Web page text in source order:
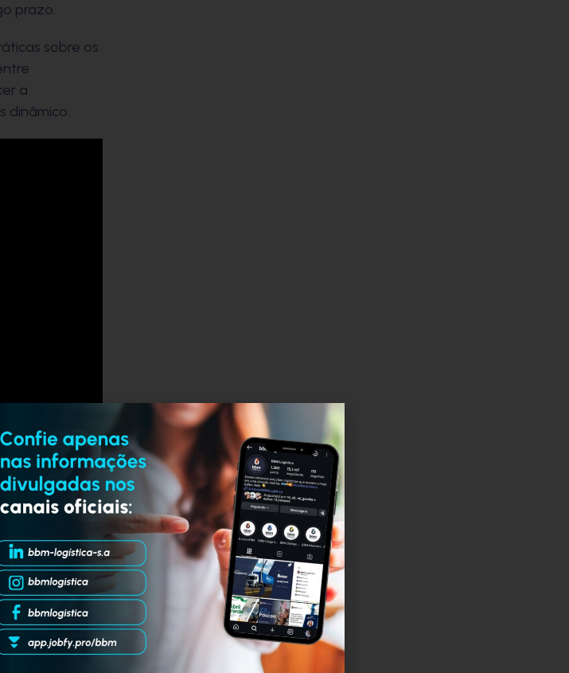
prazo.
sobre os
a
dinâmico.